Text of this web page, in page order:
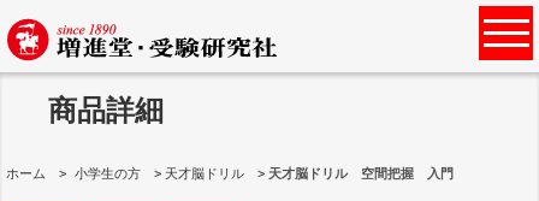
商品詳細
ホーム 小学生の方 天才脳ドリル 天才脳ドリル 空間把握 入門